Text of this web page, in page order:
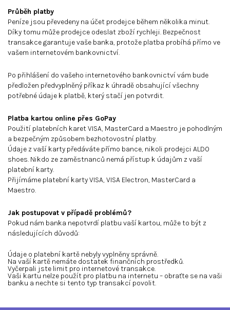
Průběh platby
Peníze jsou převedeny na účet prodejce během několika minut.
Díky tomu může prodejce odeslat zboží rychleji. Bezpečnost
transakce garantuje vaše banka, protože platba probíhá přímo ve
vašem internetovém bankovnictví.
Po přihlášení do vašeho internetového bankovnictví vám bude
předložen předvyplněný příkaz k úhradě obsahující všechny
potřebné údaje k platbě, který stačí jen potvrdit.
Platba kartou online přes GoPay
Použití platebních karet VISA, MasterCard a Maestro je pohodlným
a bezpečným způsobem bezhotovostní platby.
Údaje z vaší karty předáváte přímo bance, nikoli prodejci ALDO
shoes. Nikdo ze zaměstnanců nemá přístup k údajům z vaší
platební karty.
Přijímáme platební karty VISA, VISA Electron, MasterCard a
Maestro.
Jak postupovat v případě problémů?
Pokud nám banka nepotvrdí platbu vaší kartou, může to být z
následujících důvodů:
Údaje o platební kartě nebyly vyplněny správně.
Na vaší kartě nemáte dostatek finančních prostředků.
Vyčerpali jste limit pro internetové transakce.
Vaši kartu nelze použít pro platbu na internetu – obraťte se na vaši
banku a nechte si tento typ transakcí povolit.